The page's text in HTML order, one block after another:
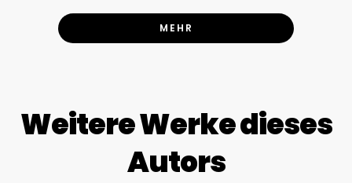
MEHR
Weitere Werke dieses
Autors